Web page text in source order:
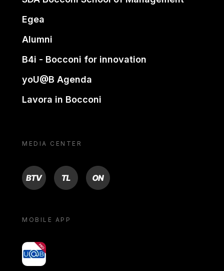
Egea
Alumni
B4i - Bocconi for innovation
yoU@B Agenda
Lavora in Bocconi
MEDIA CENTER
BTV TL ON
MOBILE APP
yoU@B